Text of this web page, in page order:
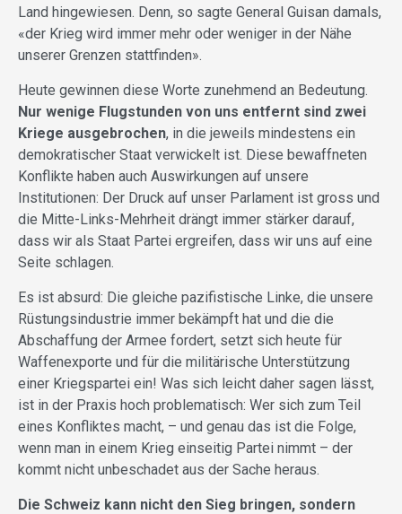
Land hingewiesen. Denn, so sagte General Guisan damals,
«der Krieg wird immer mehr oder weniger in der Nähe
unserer Grenzen stattfinden».
Heute gewinnen diese Worte zunehmend an Bedeutung.
Nur wenige Flugstunden von uns entfernt sind zwei
Kriege ausgebrochen, in die jeweils mindestens ein
demokratischer Staat verwickelt ist. Diese bewaffneten
Konflikte haben auch Auswirkungen auf unsere
Institutionen: Der Druck auf unser Parlament ist gross und
die Mitte-Links-Mehrheit drängt immer stärker darauf,
dass wir als Staat Partei ergreifen, dass wir uns auf eine
Seite schlagen.
Es ist absurd: Die gleiche pazifistische Linke, die unsere
Rüstungsindustrie immer bekämpft hat und die die
Abschaffung der Armee fordert, setzt sich heute für
Waffenexporte und für die militärische Unterstützung
einer Kriegspartei ein! Was sich leicht daher sagen lässt,
ist in der Praxis hoch problematisch: Wer sich zum Teil
eines Konfliktes macht, – und genau das ist die Folge,
wenn man in einem Krieg einseitig Partei nimmt – der
kommt nicht unbeschadet aus der Sache heraus.
Die Schweiz kann nicht den Sieg bringen, sondern